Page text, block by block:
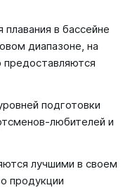
в бассейне
диапазоне, на
предоставляются
подготовки
любителей и
лучшими в своем
продукции